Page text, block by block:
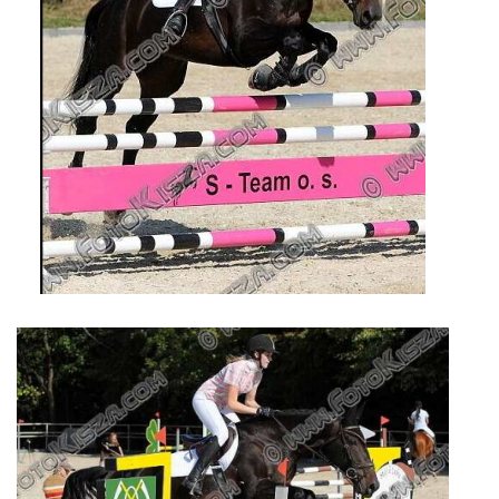
7:4 (VELKÝ PÁTEK) KROUŽEK NEBUDE
JARNÍ BRIGÁDA 20.5.2023
DNE 17.11.2023 KROUŽEK JEZDECTVÍ NENÍ
DĚKUJEME MĚSTU RYCHVALD ZA DOTACI V ROCE 2023
NABÍZÍME BRIGÁDU U NÁS VE STÁJI. PRO BLIŽŠÍ INFO
VOLEJTE 604265192
DĚKUJEME ZA PODPORU ČESKÉ UNIÍ SPORTU
JARNÍ BRIGÁDA 20.4 2024